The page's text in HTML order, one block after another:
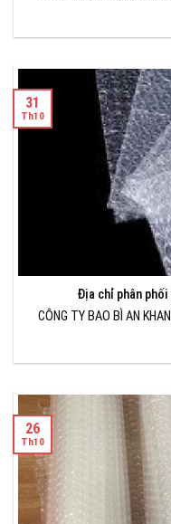
Địa chỉ phân
CÔNG TY BAO BÌ AN
31
Th10
26
Th10